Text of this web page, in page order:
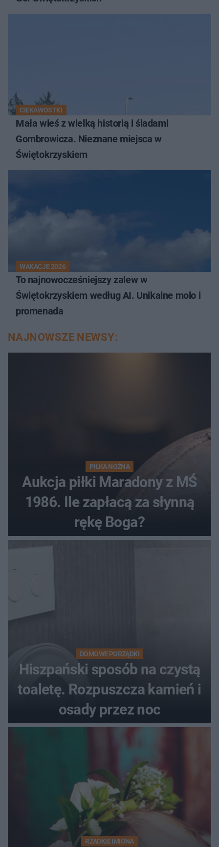
CIEKAWOSTKI
Mała wieś z wielką historią i śladami
Gombrowicza. Nieznane miejsca w
Świętokrzyskiem
WAKACJE 2026
To najnowocześniejszy zalew w
Świętokrzyskiem według AI. Unikalne molo i
promenada
NAJNOWSZE NEWSY:
PIŁKA NOŻNA
Aukcja piłki Maradony z MŚ
1986. Ile zapłacą za słynną
rękę Boga?
DOMOWE PORZĄDKI
Hiszpański sposób na czystą
toaletę. Rozpuszcza kamień i
osady przez noc
RZADKIE IMIONA